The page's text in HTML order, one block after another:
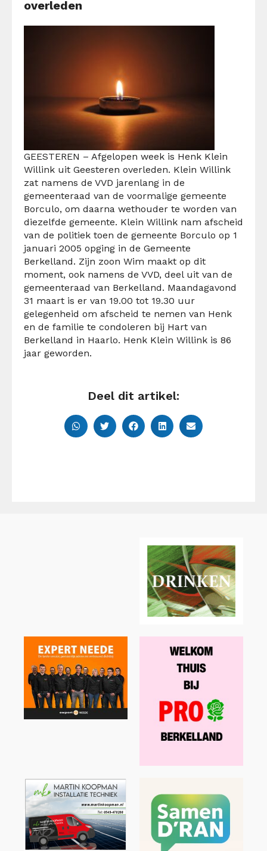
overleden
GEESTEREN – Afgelopen week is Henk Klein
Willink uit Geesteren overleden. Klein Willink
zat namens de VVD jarenlang in de
gemeenteraad van de voormalige gemeente
Borculo, om daarna wethouder te worden van
diezelfde gemeente. Klein Willink nam afscheid
van de politiek toen de gemeente Borculo op 1
januari 2005 opging in de Gemeente
Berkelland. Zijn zoon Wim maakt op dit
moment, ook namens de VVD, deel uit van de
gemeenteraad van Berkelland. Maandagavond
31 maart is er van 19.00 tot 19.30 uur
gelegenheid om afscheid te nemen van Henk
en de familie te condoleren bij Hart van
Berkelland in Haarlo. Henk Klein Willink is 86
jaar geworden.
Deel dit artikel: